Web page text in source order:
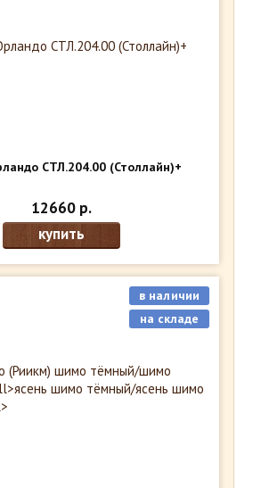
СТЛ.204.00 (Столлайн)+
12660 р.
купить
в наличии
на складе